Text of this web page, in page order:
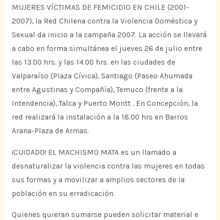
MUJERES VÍCTIMAS DE FEMICIDIO EN CHILE (2001-
2007), la Red Chilena contra la Violencia Doméstica y
Sexual da inicio a la campaña 2007. La acción se llevará
a cabo en forma simultánea el jueves 26 de julio entre
las 13.00 hrs. y las 14.00 hrs. en las ciudades de
Valparaíso (Plaza Cívica), Santiago (Paseo Ahumada
entre Agustinas y Compañía), Temuco (frente a la
Intendencia), Talca y Puerto Montt . En Concepción, la
red realizará la instalación a la 18.00 hrs en Barros
Arana-Plaza de Armas.
¡CUIDADO! EL MACHISMO MATA es un llamado a
desnaturalizar la violencia contra las mujeres en todas
sus formas y a movilizar a amplios sectores de la
población en su erradicación.
Quienes quieran sumarse pueden solicitar material e